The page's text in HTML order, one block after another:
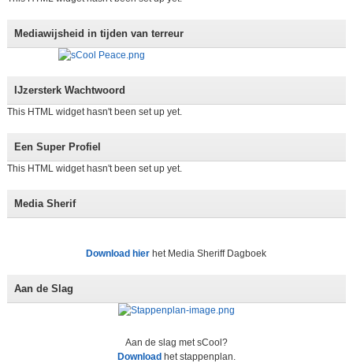
Mediawijsheid in tijden van terreur
IJzersterk Wachtwoord
This HTML widget hasn't been set up yet.
Een Super Profiel
This HTML widget hasn't been set up yet.
Media Sherif
Download hier het Media Sheriff Dagboek
Aan de Slag
Aan de slag met sCool?
Download het stappenplan.